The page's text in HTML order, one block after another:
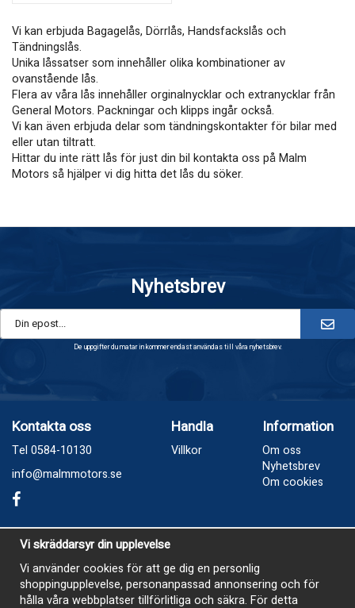
Vi kan erbjuda Bagagelås, Dörrlås, Handsfackslås och
Tändningslås.
Unika låssatser som innehåller olika kombinationer av
ovanstående lås.
Flera av våra lås innehåller orginalnycklar och extranycklar från
General Motors. Packningar och klipps ingår också.
Vi kan även erbjuda delar som tändningskontakter för bilar med
eller utan tiltratt.
Hittar du inte rätt lås för just din bil kontakta oss på Malm
Motors så hjälper vi dig hitta det lås du söker.
Nyhetsbrev
De uppgifter du matar in kommer endast användas till våra nyhetsbrev.
Kontakta oss
Tel 0584-10130
info@malmmotors.se
Handla
Villkor
Information
Om oss
Nyhetsbrev
Om cookies
Besök oss
Industrivägen 8, Laxå
Öppetider
Vi skräddarsyr din upplevelse
Vi använder cookies för att ge dig en personlig
shoppingupplevelse, personanpassad annonsering och för
hålla våra webbplatser tillförlitliga och säkra. För detta